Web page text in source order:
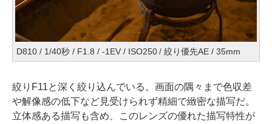
D810 / 1/40秒 / F1.8 / -1EV / ISO250 / 絞り優先AE / 35mm
絞りF11と深く絞り込んでいる。画面の隅々まで色収差
や解像感の低下など見受けられず精細で緻密な描写だ。
立体感ある描写も含め、このレンズの優れた描写特性が